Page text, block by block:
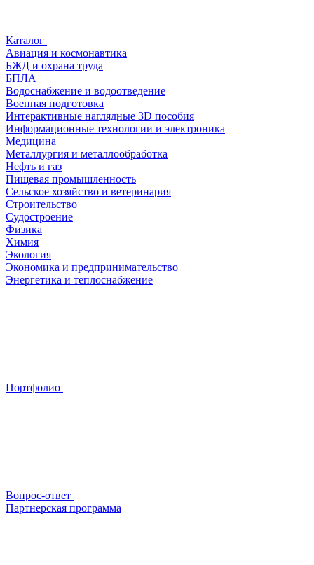
Каталог
Авиация и космонавтика
БЖД и охрана труда
БПЛА
Водоснабжение и водоотведение
Военная подготовка
Интерактивные наглядные 3D пособия
Информационные технологии и электроника
Медицина
Металлургия и металлообработка
Нефть и газ
Пищевая промышленность
Сельское хозяйство и ветеринария
Строительство
Судостроение
Физика
Химия
Экология
Экономика и предпринимательство
Энергетика и теплоснабжение
Портфолио
Вопрос-ответ
Партнерская программа